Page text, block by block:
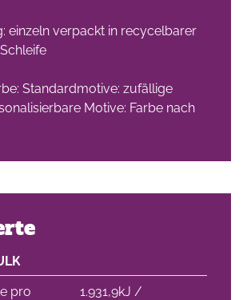
einzeln verpackt in recycelbarer
Standardmotive: zufällige
Motive: Farbe nach
pro
1.931,9kJ /